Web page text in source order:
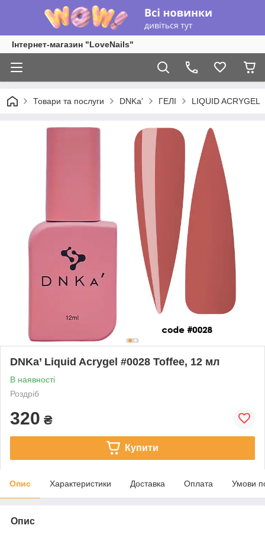
Інтернет-магазин "LoveNails"
Товари та послуги DNKa' ГЕЛІ LIQUID ACRYGEL
DNKa’ Liquid Acrygel #0028 Toffee, 12 мл
В наявності
Роздріб
320 ₴
Купити
Опис Характеристики Доставка Оплата Умови
Опис